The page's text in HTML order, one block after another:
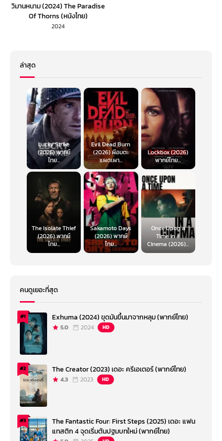
วิมานหนาม (2024) The Paradise
Of Thorns (หนังไทย)
2024
ล่าสุด
Lucky Strike
(2026) พากย์
ไทย...
Evil Dead Burn
(2026) ผีอมตะ
แผดเผา...
Lockbox (2026)
พากย์ไทย...
The Isolate Thief
(2026) พากย์
ไทย...
Sakamoto Days
(2026) พากย์
ไทย...
Once Upon a
Time in a
Cinema (2026)...
คนดูเยอะที่สุด
#1 Exhuma (2024) ขุดมันขึ้นมาจากหลุม (พากย์ไทย)
5.0 2024 HD
#2 The Creator (2023) เดอะ ครีเอเตอร์ (พากย์ไทย)
4.3 2023 HD
#3
The Fantastic Four: First Steps (2025) เดอะ แฟน
แทสติก 4 จุดเริ่มต้นปฐมบทใหม่ (พากย์ไทย)